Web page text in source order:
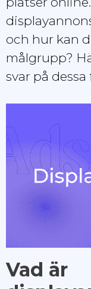
och hur kan
målgrupp?
svar på
Vad är